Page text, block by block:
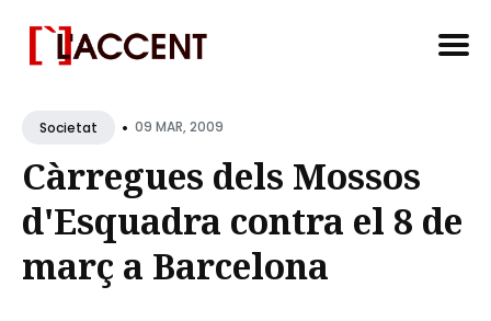
for
Blog
Societat • 09 MAR, 2009
Càrregues dels Mossos
d'Esquadra contra el 8 de
març a Barcelona